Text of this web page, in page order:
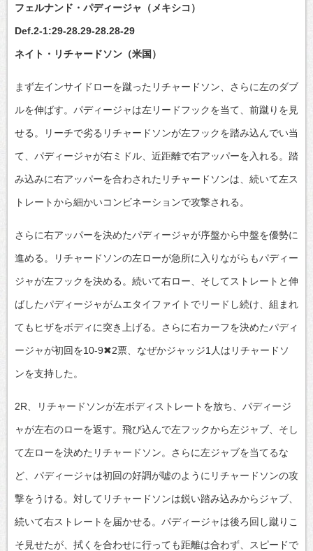
フェルナンド・パディージャ（メキシコ）
Def.2-1:29-28.29-28.28-29
ネイト・リチャードソン（米国）
まず左インサイドローを蹴ったリチャードソン、さらに左のダブ
ルを伸ばす。パディージャは左リードフックを当て、前蹴りを見
せる。リーチで劣るリチャードソンが左フックを踏み込んでい当
て、パディージャが右ミドル、近距離で右アッパーを入れる。踏
み込みに右アッパーを合わされたリチャードソンは、続いて左ス
トレートから細かいコンビネーションで攻撃される。
さらに右アッパーを決めたパディージャが序盤から中盤を優勢に
進める。リチャードソンの左ローが急所に入りながらもパディー
ジャが左フックを決める。続いて右ロー、そしてストレートと伸
ばしたパディージャがムエタイファイトでリードし続け、組まれ
てもヒザをボディに突き上げる。さらに右カーフを決めたパディ
ージャが初回を10-9✖2票、なぜかジャッジ1人はリチャードソ
ンを支持した。
2R、リチャードソンが左ボディストレートを放ち、パディージ
ャが左右のローを返す。飛び込んで左フックから左ジャブ、そし
て左ローを決めたリチャードソン。さらに左ジャブを当てるな
ど、パディージャは初回の好調が嘘のようにリチャードソンの攻
撃をうける。対してリチャードソンは鋭い踏み込みからジャブ、
続いて右ストレートを届かせる。パディージャは後ろ回し蹴りこ
そ見せたが、拭くを合わせに行っても距離は合わず、スピードで